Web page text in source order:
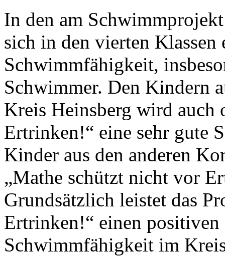
In den am
sich in den vierten Klassen
Schwimmfähigkeit,
Schwimmer. Den Kindern
Kreis Heinsberg wird auch
Ertrinken!“ eine sehr gute
Kinder aus den anderen
„Mathe schützt nicht vor
Grundsätzlich leistet das
Ertrinken!“ einen
Schwimmfähigkeit im